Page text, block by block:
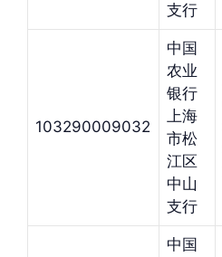
支行
103290009032
中国
农业
银行
上海
市松
江区
中山
支行
中国